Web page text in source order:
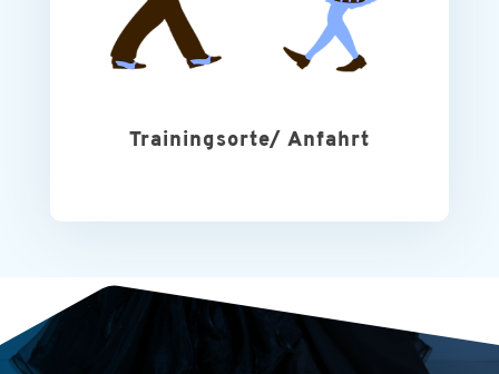
Trainingsorte/ Anfahrt